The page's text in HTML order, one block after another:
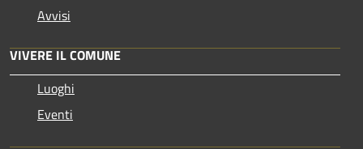
Avvisi
VIVERE IL COMUNE
Luoghi
Eventi